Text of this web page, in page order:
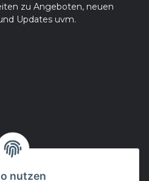
zu Angeboten, neuen
Updates uvm.
nutzen